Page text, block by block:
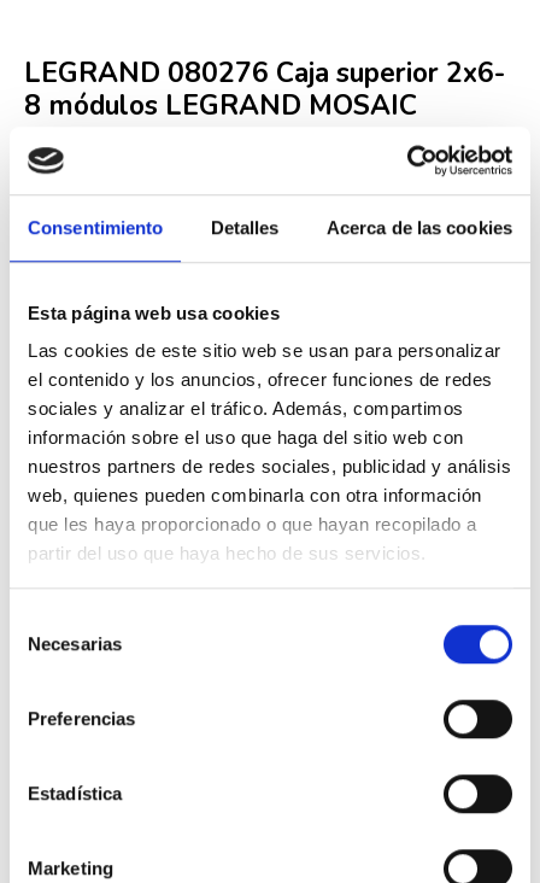
Consentimiento Detalles Acerca de las cookies
Esta página web usa cookies
Las cookies de este sitio web se usan para personalizar
el contenido y los anuncios, ofrecer funciones de redes
sociales y analizar el tráfico. Además, compartimos
información sobre el uso que haga del sitio web con
nuestros partners de redes sociales, publicidad y análisis
web, quienes pueden combinarla con otra información
que les haya proporcionado o que hayan recopilado a
partir del uso que haya hecho de sus servicios.
Necesarias
Preferencias
Estadística
Marketing
LEGRAND 080276 Caja superior 2x6-
8 módulos LEGRAND MOSAIC
21,07 €42,99 €
Descripción
Caja superior 2x6-8 módulos
16 productos en la misma categoría:
-40%